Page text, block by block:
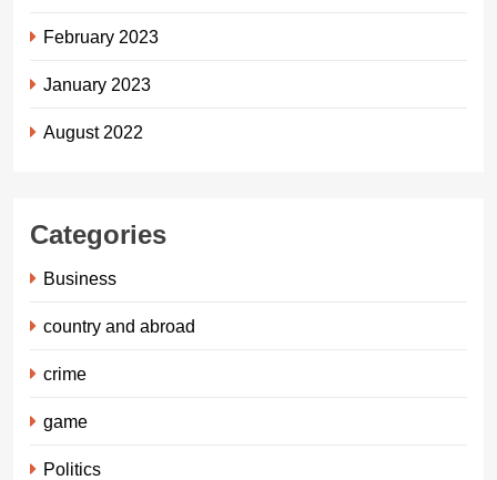
February 2023
January 2023
August 2022
Categories
Business
country and abroad
crime
game
Politics